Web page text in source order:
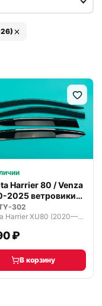
Harrier 80 / Venza
2025 ветровики
302
Toyota Harrier XU80 (2020—2026)
₽
В корзину